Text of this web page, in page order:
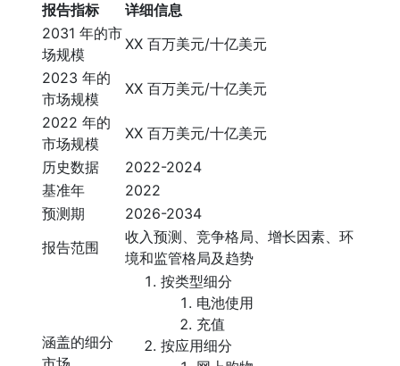
报告指标
详细信息
2031 年的市
场规模
XX 百万美元/十亿美元
2023 年的
市场规模
XX 百万美元/十亿美元
2022 年的
市场规模
XX 百万美元/十亿美元
历史数据
2022-2024
基准年
2022
预测期
2026-2034
报告范围
收入预测、竞争格局、增长因素、环
境和监管格局及趋势
涵盖的细分
按类型细分
电池使用
充值
按应用细分